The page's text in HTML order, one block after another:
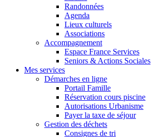
Randonnées
Agenda
Lieux culturels
Associations
Accompagnement
Espace France Services
Seniors & Actions Sociales
Mes services
Démarches en ligne
Portail Famille
Réservation cours piscine
Autorisations Urbanisme
Payer la taxe de séjour
Gestion des déchets
Consignes de tri